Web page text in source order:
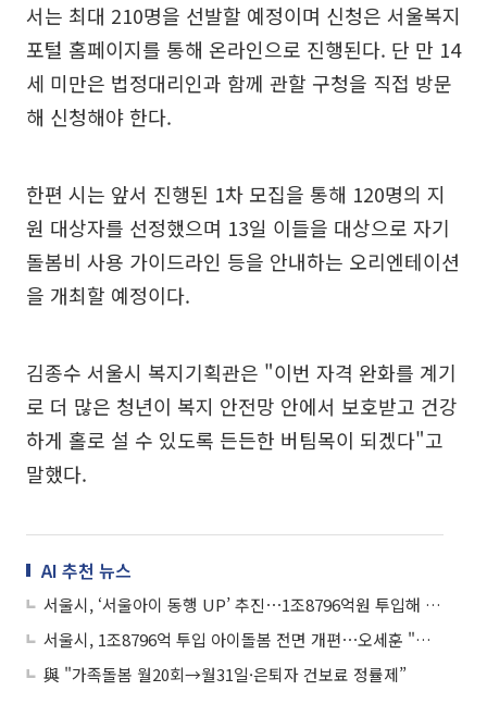
서는 최대 210명을 선발할 예정이며 신청은 서울복지
포털 홈페이지를 통해 온라인으로 진행된다. 단 만 14
세 미만은 법정대리인과 함께 관할 구청을 직접 방문
해 신청해야 한다.
한편 시는 앞서 진행된 1차 모집을 통해 120명의 지
원 대상자를 선정했으며 13일 이들을 대상으로 자기
돌봄비 사용 가이드라인 등을 안내하는 오리엔테이션
을 개최할 예정이다.
김종수 서울시 복지기획관은 "이번 자격 완화를 계기
로 더 많은 청년이 복지 안전망 안에서 보호받고 건강
하게 홀로 설 수 있도록 든든한 버팀목이 되겠다"고
말했다.
AI 추천 뉴스
서울시, ‘서울아이 동행 UP’ 추진⋯1조8796억원 투입해 ‘아이돌봄’ 확대
서울시, 1조8796억 투입 아이돌봄 전면 개편⋯오세훈 "선심성 정책 아니야"
與 "가족돌봄 월20회→월31일·은퇴자 건보료 정률제”